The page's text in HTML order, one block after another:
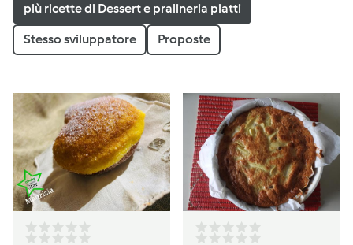
più ricette di Dessert e pralineria piatti
Stesso sviluppatore Proposte